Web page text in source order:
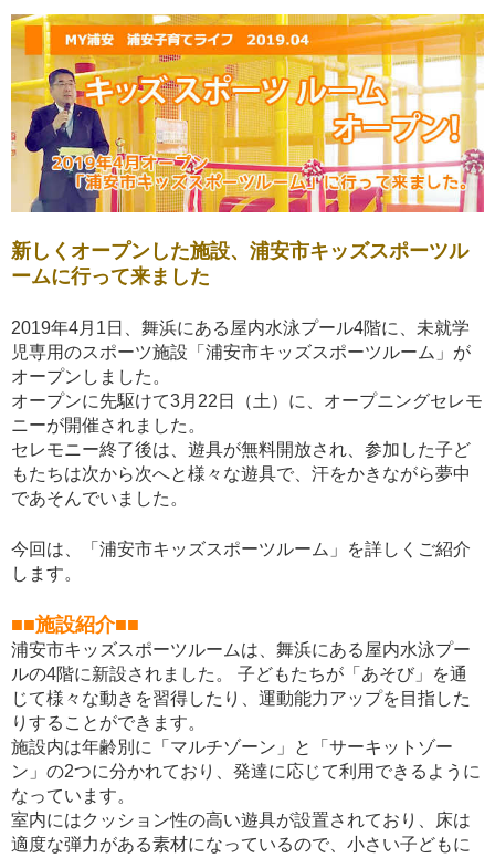
新しくオープンした施設、浦安市キッズスポーツル
ームに行って来ました
2019年4月1日、舞浜にある屋内水泳プール4階に、未就学
児専用のスポーツ施設「浦安市キッズスポーツルーム」が
オープンしました。
オープンに先駆けて3月22日（土）に、オープニングセレモ
ニーが開催されました。
セレモニー終了後は、遊具が無料開放され、参加した子ど
もたちは次から次へと様々な遊具で、汗をかきながら夢中
であそんでいました。
今回は、「浦安市キッズスポーツルーム」を詳しくご紹介
します。
■■施設紹介■■
浦安市キッズスポーツルームは、舞浜にある屋内水泳プー
ルの4階に新設されました。 子どもたちが「あそび」を通
じて様々な動きを習得したり、運動能力アップを目指した
りすることができます。
施設内は年齢別に「マルチゾーン」と「サーキットゾー
ン」の2つに分かれており、発達に応じて利用できるように
なっています。
室内にはクッション性の高い遊具が設置されており、床は
適度な弾力がある素材になっているので、小さい子どもに